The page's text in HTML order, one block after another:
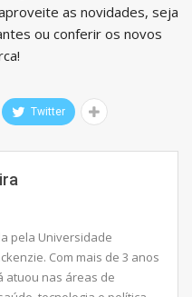
as novidades, seja
ou conferir os novos
Twitter
pela Universidade
Com mais de 3 anos
atuou nas áreas de